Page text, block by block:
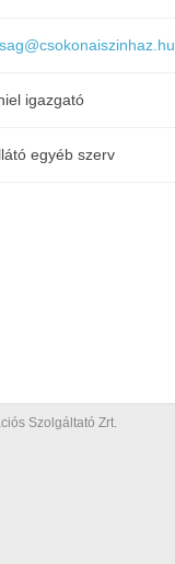
igazgató
egyéb szerv
Szolgáltató Zrt.